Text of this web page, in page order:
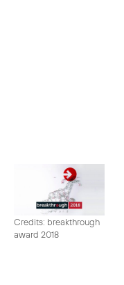
Credits: breakthrough
award 2018